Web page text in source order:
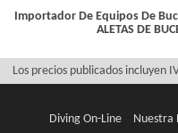
Importador De Equipos De
ALETAS DE
Los precios publicados incluyen
Diving On-Line Nuestra